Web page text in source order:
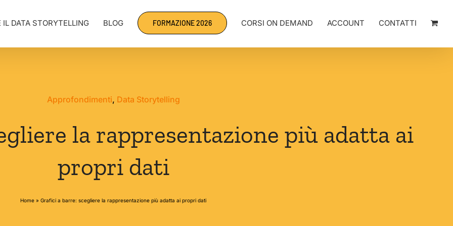
IL DATA STORYTELLING BLOG FORMAZIONE 2026 CORSI ON DEMAND ACCOUNT CONTATTI
Approfondimenti, Data Storytelling
la rappresentazione più adatta ai
propri dati
Home » Grafici a barre: scegliere la rappresentazione più adatta ai propri dati